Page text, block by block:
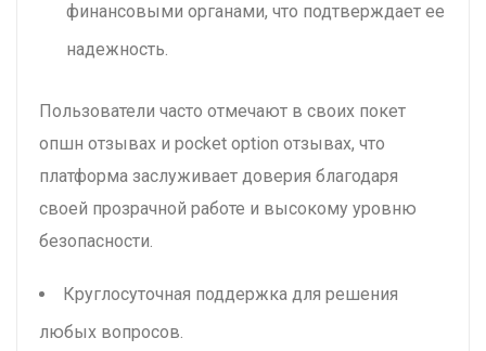
финансовыми органами, что подтверждает ее
надежность.
Пользователи часто отмечают в своих покет
опшн отзывах и pocket option отзывах, что
платформа заслуживает доверия благодаря
своей прозрачной работе и высокому уровню
безопасности.
Круглосуточная поддержка для решения
любых вопросов.